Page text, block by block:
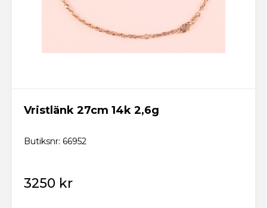
Vristlänk 27cm 14k 2,6g
Butiksnr: 66952
3250 kr